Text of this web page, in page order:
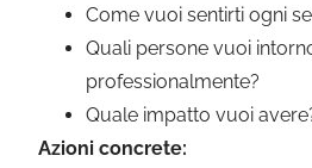
Come vuoi sentirti ogni
Quali persone vuoi
professionalmente?
Quale impatto vuoi
Azioni concrete: